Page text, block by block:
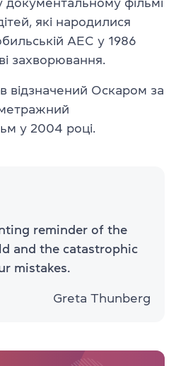
фільмі
які народилися
АЕС у 1986
захворювання.
відзначений Оскаром за
у 2004 році.
reminder of the
and the catastrophic
mistakes.
Greta Thunberg